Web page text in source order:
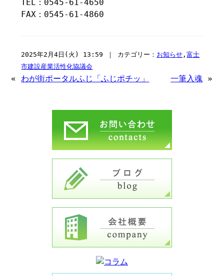
TEL：0545-61-4650
FAX：0545-61-4860
2025年2月4日(火) 13:59 ｜ カテゴリー： お知らせ ,富士
市建設産業活性化協議会
«わが街ポータルふじ「ふじポチッ」 一筆入魂 »